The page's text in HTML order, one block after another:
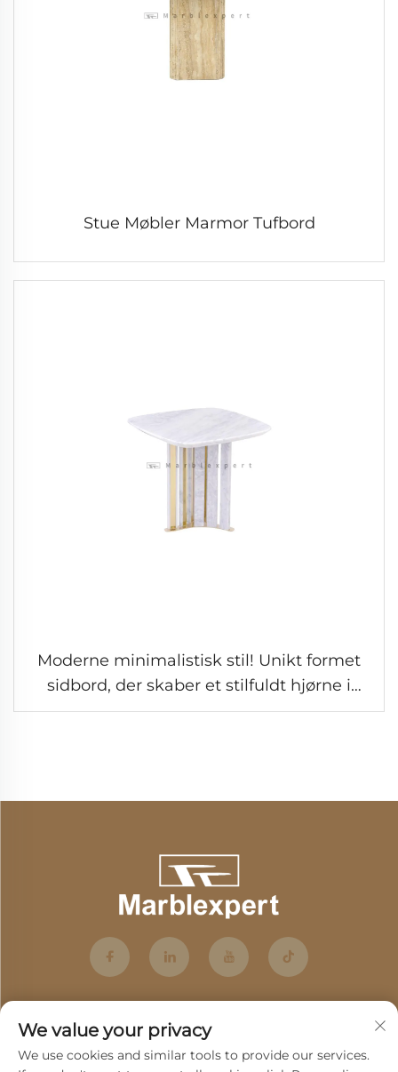
Stue Møbler Marmor Tufbord
Moderne minimalistisk stil! Unikt formet
sidbord, der skaber et stilfuldt hjørne i
stuen
We value your privacy
We use cookies and similar tools to provide our services.